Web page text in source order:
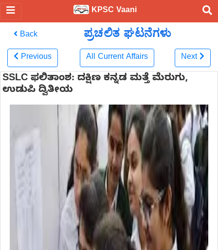
KPSC Vaani
Back ಪ್ರಚಲಿತ ಘಟನೆಗಳು
Previous All Current Affairs Next
SSLC ಫಲಿತಾಂಶ: ದಕ್ಷಿಣ ಕನ್ನಡ ಮತ್ತೆ ಮೆರುಗು,
ಉಡುಪಿ ದ್ವಿತೀಯ